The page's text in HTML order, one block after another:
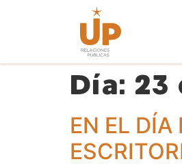
Día: 23
EN EL